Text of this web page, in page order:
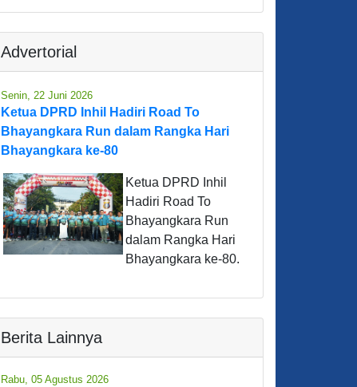
Advertorial
Senin, 22 Juni 2026
Ketua DPRD Inhil Hadiri Road To
Bhayangkara Run dalam Rangka Hari
Bhayangkara ke-80
Ketua DPRD Inhil
Hadiri Road To
Bhayangkara Run
dalam Rangka Hari
Bhayangkara ke-80.
Berita Lainnya
Rabu, 05 Agustus 2026